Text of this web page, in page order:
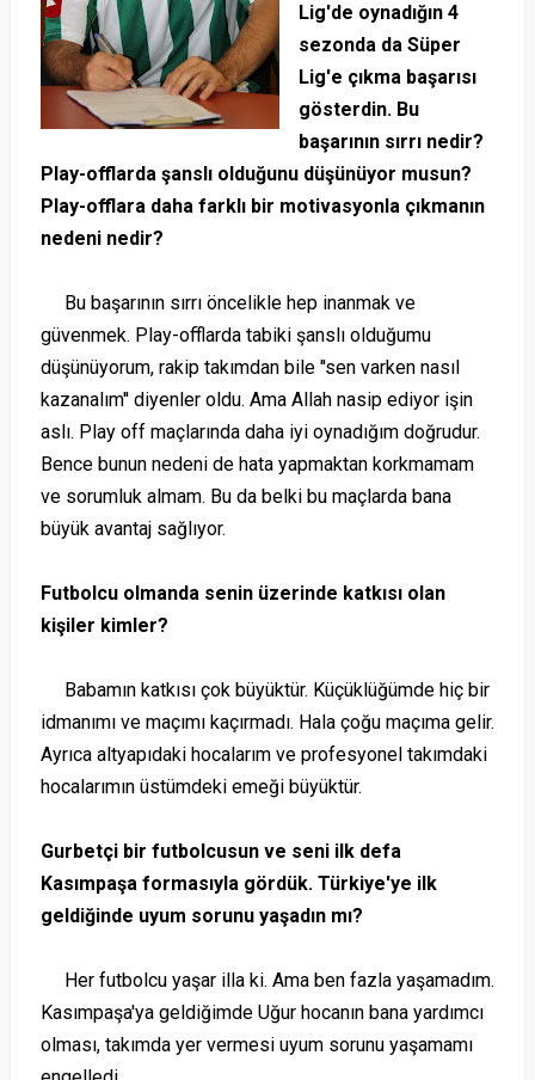
Lig'de oynadığın 4
sezonda da Süper
Lig'e çıkma başarısı
gösterdin. Bu
başarının sırrı nedir?
Play-offlarda şanslı olduğunu düşünüyor musun?
Play-offlara daha farklı bir motivasyonla çıkmanın
nedeni nedir?
Bu başarının sırrı öncelikle hep inanmak ve
güvenmek. Play-offlarda tabiki şanslı olduğumu
düşünüyorum, rakip takımdan bile ''sen varken nasıl
kazanalım'' diyenler oldu. Ama Allah nasip ediyor işin
aslı. Play off maçlarında daha iyi oynadığım doğrudur.
Bence bunun nedeni de hata yapmaktan korkmamam
ve sorumluk almam. Bu da belki bu maçlarda bana
büyük avantaj sağlıyor.
Futbolcu olmanda senin üzerinde katkısı olan
kişiler kimler?
Babamın katkısı çok büyüktür. Küçüklüğümde hiç bir
idmanımı ve maçımı kaçırmadı. Hala çoğu maçıma gelir.
Ayrıca altyapıdaki hocalarım ve profesyonel takımdaki
hocalarımın üstümdeki emeği büyüktür.
Gurbetçi bir futbolcusun ve seni ilk defa
Kasımpaşa formasıyla gördük. Türkiye'ye ilk
geldiğinde uyum sorunu yaşadın mı?
Her futbolcu yaşar illa ki. Ama ben fazla yaşamadım.
Kasımpaşa'ya geldiğimde Uğur hocanın bana yardımcı
olması, takımda yer vermesi uyum sorunu yaşamamı